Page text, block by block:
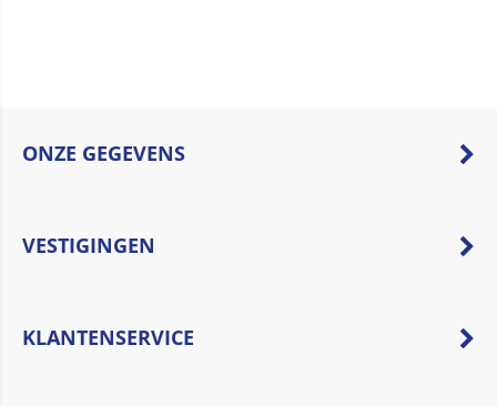
ONZE GEGEVENS
VESTIGINGEN
KLANTENSERVICE